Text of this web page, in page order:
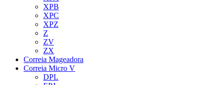
XPB
XPC
XPZ
Z
ZV
ZX
Correia Mageadora
Correia Micro V
DPL